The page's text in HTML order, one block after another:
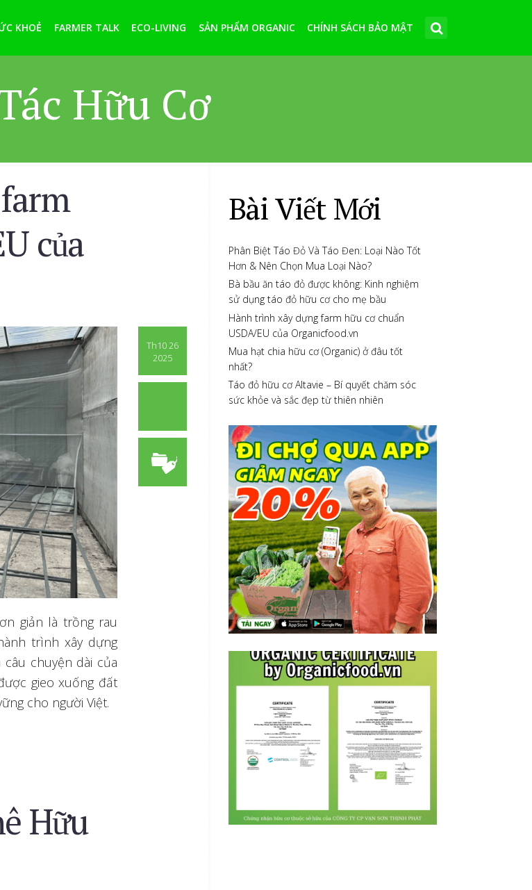
KHOẺ FARMER TALK ECO-LIVING SẢN PHẨM ORGANIC CHÍNH SÁCH BẢO MẬT
Hữu Cơ
của
Th10 26
2025
giản là trồng rau
trình xây dựng
chuyện dài của
gieo xuống đất
cho người Việt.
Hữu
Bài Viết Mới
Phân Biệt Táo Đỏ Và Táo Đen: Loại Nào Tốt
Hơn & Nên Chọn Mua Loại Nào?
Bà bầu ăn táo đỏ được không: Kinh nghiệm
sử dụng táo đỏ hữu cơ cho mẹ bầu
Hành trình xây dựng farm hữu cơ chuẩn
USDA/EU của Organicfood.vn
Mua hạt chia hữu cơ (Organic) ở đâu tốt
nhất?
Táo đỏ hữu cơ Altavie – Bí quyết chăm sóc
sức khỏe và sắc đẹp từ thiên nhiên